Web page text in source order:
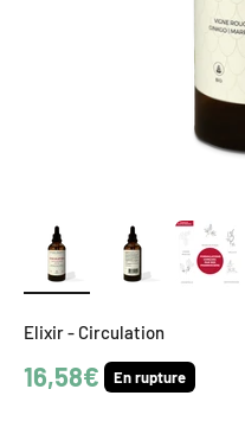
Elixir - Circulation
Prix de vente
16,58€ En rupture